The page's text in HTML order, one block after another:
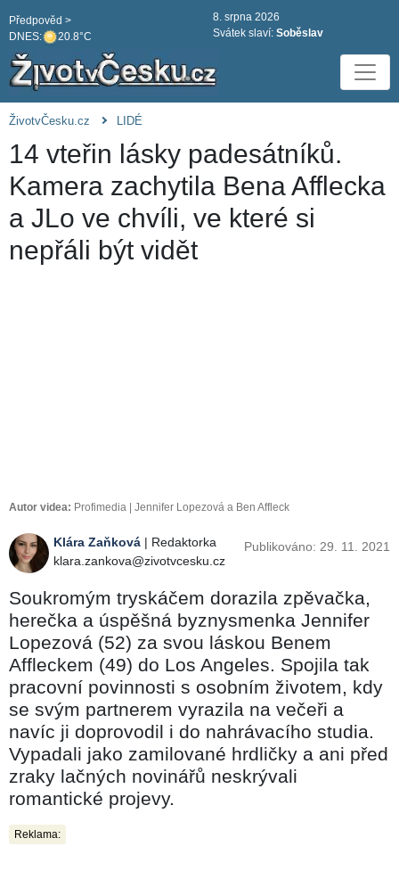
DNES: 20.8°C
Předpověd >
8. srpna 2026
Svátek slaví: Soběslav
ŽivotvČesku.cz LIDÉ
14 vteřin lásky padesátníků.
Kamera zachytila Bena Afflecka
a JLo ve chvíli, ve které si
nepřáli být vidět
Autor videa: Profimedia | Jennifer Lopezová a Ben Affleck
Klára Zaňková | Redaktorka
klara.zankova@zivotvcesku.cz
Publikováno: 29. 11. 2021
Soukromým tryskáčem dorazila zpěvačka,
herečka a úspěšná byznysmenka Jennifer
Lopezová (52) za svou láskou Benem
Affleckem (49) do Los Angeles. Spojila tak
pracovní povinnosti s osobním životem, kdy
se svým partnerem vyrazila na večeři a
navíc ji doprovodil i do nahrávacího studia.
Vypadali jako zamilované hrdličky a ani před
zraky lačných novinářů neskrývali
romantické projevy.
Reklama: